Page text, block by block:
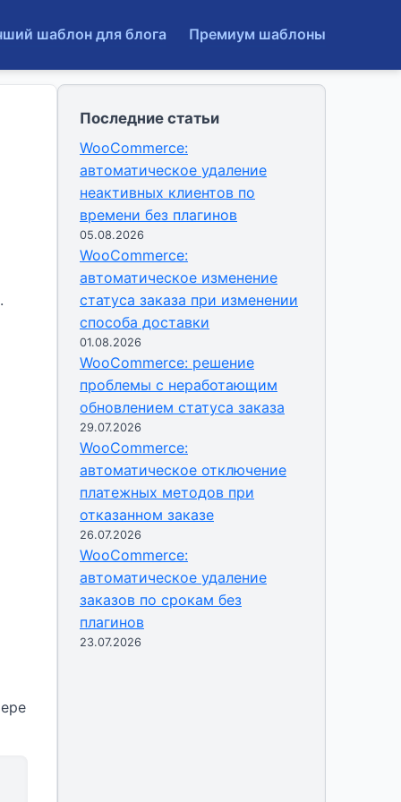
шаблон для блога Премиум шаблоны
Последние статьи
WooCommerce:
автоматическое удаление
неактивных клиентов по
времени без плагинов
05.08.2026
WooCommerce:
автоматическое изменение
статуса заказа при изменении
способа доставки
01.08.2026
WooCommerce: решение
проблемы с неработающим
обновлением статуса заказа
29.07.2026
WooCommerce:
автоматическое отключение
платежных методов при
отказанном заказе
26.07.2026
WooCommerce:
автоматическое удаление
заказов по срокам без
плагинов
23.07.2026